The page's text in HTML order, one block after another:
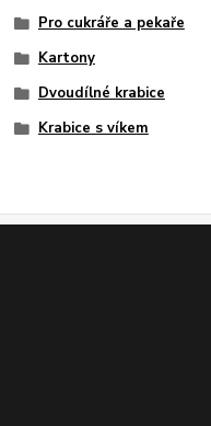
Pro cukráře a pekaře
Kartony
Dvoudílné krabice
Krabice s víkem